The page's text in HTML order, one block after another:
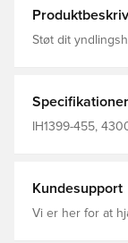
Støt dit
Specifikationer
IH1399-455,
Kundesupport
Vi er her for at